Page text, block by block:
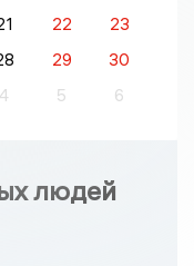
22
23
29
30
4 5 6
людей